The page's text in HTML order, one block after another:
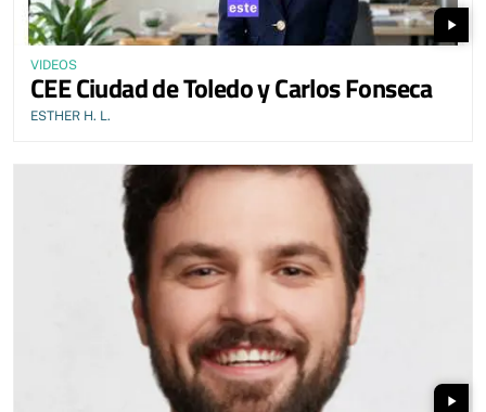
play_arrow
VIDEOS
CEE Ciudad de Toledo y Carlos Fonseca
ESTHER H. L.
play_arrow